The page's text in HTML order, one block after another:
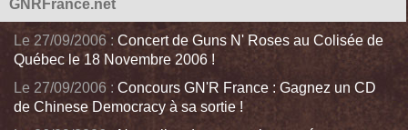
GNRFrance.net
Le 27/09/2006 : Concert de Guns N' Roses au Colisée de
Québec le 18 Novembre 2006 !
Le 27/09/2006 : Concours GN'R France : Gagnez un CD
de Chinese Democracy à sa sortie !